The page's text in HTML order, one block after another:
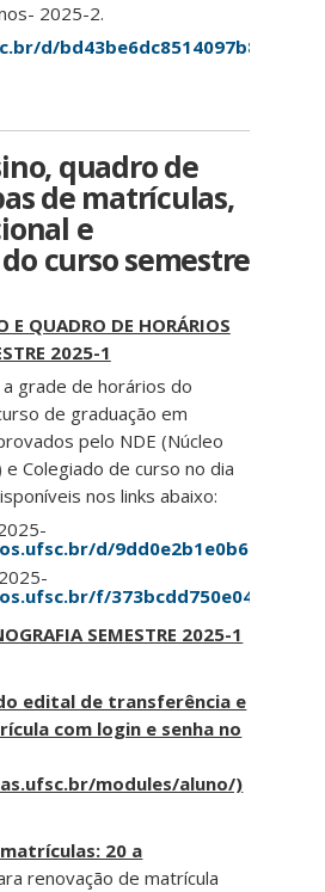
2025-2.
d/bd43be6dc8514097b875/
quadro de
de matrículas,
e
curso semestre
E QUADRO DE HORÁRIOS
2025-1
grade de horários do
de graduação em
pelo NDE (Núcleo
Colegiado de curso no dia
nos links abaixo:
d/
f/
SEMESTRE 2025-1
edital de transferência e
com login e senha no
modules/aluno/)
20 a
renovação de matrícula